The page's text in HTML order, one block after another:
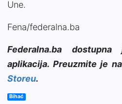
Une.
Fena/federalna.ba
Federalna.ba
aplikacija. Preuzmite je na
Storeu.
Bihać